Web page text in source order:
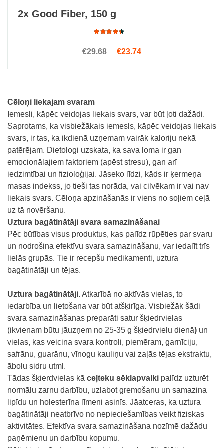
2x Good Fiber, 150 g
3.75
5
€29.68 Original price was: €29.68.
€23.74Current price is:
Cēloņi liekajam svaram
Iemesli, kāpēc veidojas liekais svars, var būt ļoti dažādi.
Saprotams, ka visbiežākais iemesls, kāpēc veidojas liekais
svars, ir tas, ka ikdienā uzņemam vairāk kaloriju nekā
patērējam. Dietologi uzskata, ka sava loma ir gan
emocionālajiem faktoriem (apēst stresu), gan arī
iedzimtībai un fizioloģijai. Jāseko līdzi, kāds ir ķermeņa
masas indekss, jo tieši tas norāda, vai cilvēkam ir vai nav
liekais svars. Cēloņa apzināšanās ir viens no soļiem ceļā
uz tā novēršanu.
Uztura bagātinātāji svara samazināšanai
Pēc būtības visus produktus, kas palīdz rūpēties par svaru
un nodrošina efektīvu svara samazināšanu, var iedalīt trīs
lielās grupās. Tie ir recepšu medikamenti, uztura
bagātinātāji un tējas.
Uztura bagātinātāji. Atkarībā no aktīvās vielas, to
iedarbība un lietošana var būt atšķirīga. Visbiežāk šādi
svara samazināšanas preparāti satur šķiedrvielas
(ikvienam būtu jāuzņem no 25-35 g šķiedrvielu dienā) un
vielas, kas veicina svara kontroli, piemēram, garnīciju,
safrānu, guarānu, vīnogu kauliņu vai zaļās tējas ekstraktu,
ābolu sidru utml.
Tādas šķierdvielas kā ceļteku sēklapvalki palīdz uzturēt
normālu zarnu darbību, uzlabot gremošanu un samazina
lipīdu un holesterīna līmeni asinīs. Jāatceras, ka uztura
bagātinātāji neatbrīvo no nepieciešamības veikt fiziskas
aktivitātes. Efektīva svara samazināšana nozīmē dažādu
paņēmienu un darbību kopumu.